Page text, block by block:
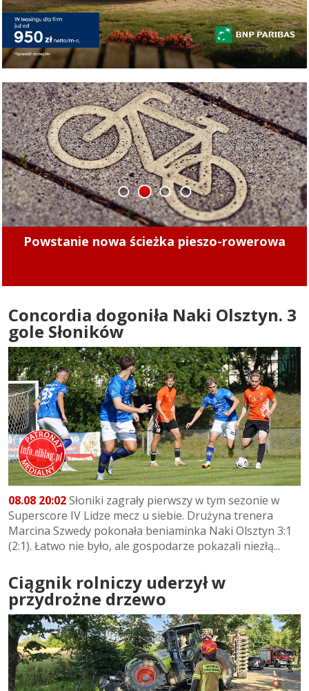
Powstanie nowa ścieżka pieszo-rowerowa
1 2 3 4
Concordia dogoniła Naki Olsztyn. 3
gole Słoników
08.08 20:02Słoniki zagrały pierwszy w tym sezonie w
Superscore IV Lidze mecz u siebie. Drużyna trenera
Marcina Szwedy pokonała beniaminka Naki Olsztyn 3:1
(2:1). Łatwo nie było, ale gospodarze pokazali niezłą...
Ciągnik rolniczy uderzył w
przydrożne drzewo